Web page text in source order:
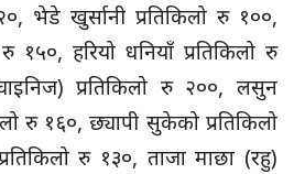
भेडे खुर्सानी प्रतिकिलो रु १००,
१५०, हरियो धनियाँ प्रतिकिलो रु
प्रतिकिलो रु २००, लसुन
रु १६०, छ्यापी सुकेको प्रतिकिलो
रु १३०, ताजा माछा (रहु)